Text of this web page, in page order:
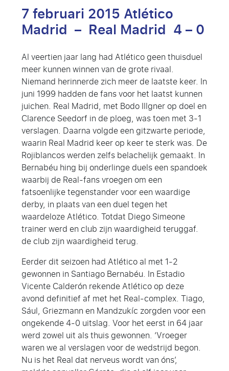
7 februari 2015 Atlético
Madrid – Real Madrid 4 – 0
Al veertien jaar lang had Atlético geen thuisduel
meer kunnen winnen van de grote rivaal.
Niemand herinnerde zich meer de laatste keer. In
juni 1999 hadden de fans voor het laatst kunnen
juichen. Real Madrid, met Bodo Illgner op doel en
Clarence Seedorf in de ploeg, was toen met 3-1
verslagen. Daarna volgde een gitzwarte periode,
waarin Real Madrid keer op keer te sterk was. De
Rojiblancos werden zelfs belachelijk gemaakt. In
Bernabéu hing bij onderlinge duels een spandoek
waarbij de Real-fans vroegen om een
fatsoenlijke tegenstander voor een waardige
derby, in plaats van een duel tegen het
waardeloze Atlético. Totdat Diego Simeone
trainer werd en club zijn waardigheid teruggaf.
de club zijn waardigheid terug.
Eerder dit seizoen had Atlético al met 1-2
gewonnen in Santiago Bernabéu. In Estadio
Vicente Calderón rekende Atlético op deze
avond definitief af met het Real-complex. Tiago,
Sául, Griezmann en Mandzukíc zorgden voor een
ongekende 4-0 uitslag. Voor het eerst in 64 jaar
werd zowel uit als thuis gewonnen. ‘Vroeger
waren we al verslagen voor de wedstrijd begon.
Nu is het Real dat nerveus wordt van óns’,